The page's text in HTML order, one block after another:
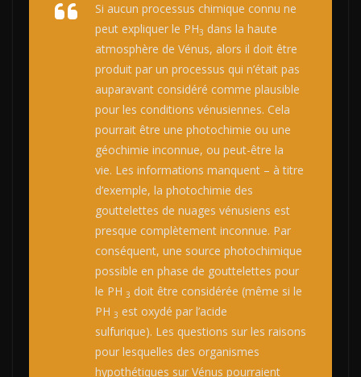
Si aucun processus chimique connu ne
peut expliquer le PH3 dans la haute
atmosphère de Vénus, alors il doit être
produit par un processus qui n’était pas
auparavant considéré comme plausible
pour les conditions vénusiennes. Cela
pourrait être une photochimie ou une
géochimie inconnue, ou peut-être la
vie. Les informations manquent – à titre
d’exemple, la photochimie des
gouttelettes de nuages ​​vénusiens est
presque complètement inconnue. Par
conséquent, une source photochimique
possible en phase de gouttelettes pour
le PH 3 doit être considérée (même si le
PH 3 est oxydé par l’acide
sulfurique). Les questions sur les raisons
pour lesquelles des organismes
hypothétiques sur Vénus pourraient